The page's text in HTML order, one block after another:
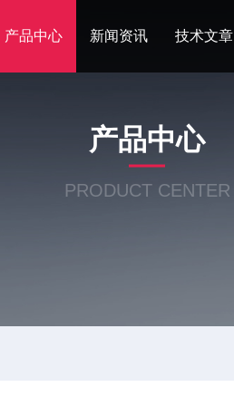
产品中心 新闻资讯 技术文章
产品中心
PRODUCT CENTER